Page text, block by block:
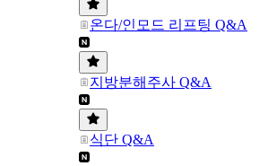
온다/인모드 리프팅 Q&A
지방분해주사 Q&A
식단 Q&A